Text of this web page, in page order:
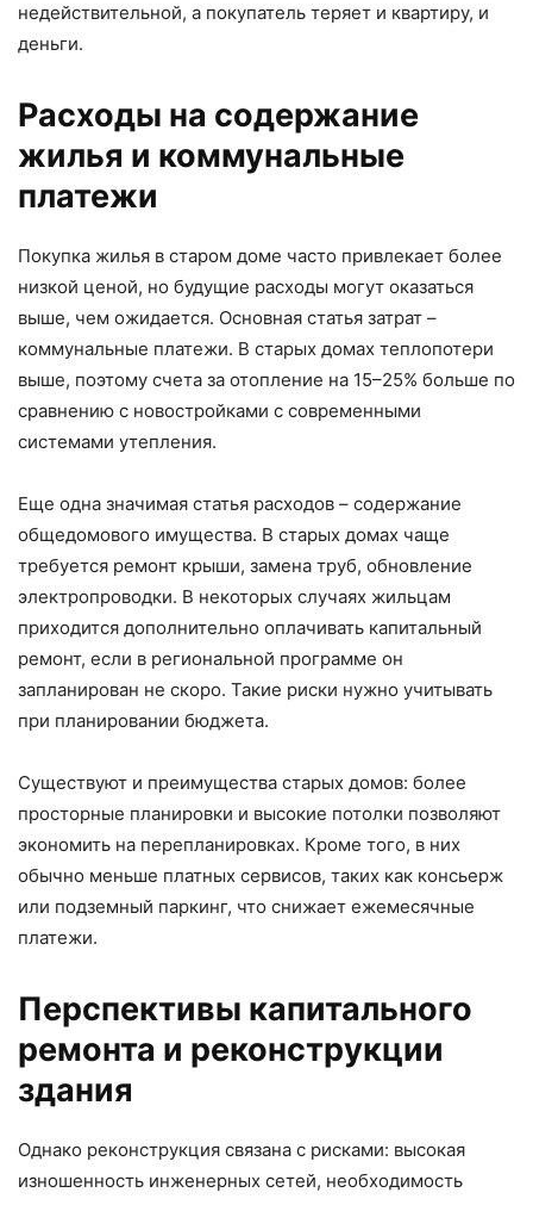
недействительной, а покупатель теряет и квартиру, и
деньги.
Расходы на содержание
жилья и коммунальные
платежи
Покупка жилья в старом доме часто привлекает более
низкой ценой, но будущие расходы могут оказаться
выше, чем ожидается. Основная статья затрат –
коммунальные платежи. В старых домах теплопотери
выше, поэтому счета за отопление на 15–25% больше по
сравнению с новостройками с современными
системами утепления.
Еще одна значимая статья расходов – содержание
общедомового имущества. В старых домах чаще
требуется ремонт крыши, замена труб, обновление
электропроводки. В некоторых случаях жильцам
приходится дополнительно оплачивать капитальный
ремонт, если в региональной программе он
запланирован не скоро. Такие риски нужно учитывать
при планировании бюджета.
Существуют и преимущества старых домов: более
просторные планировки и высокие потолки позволяют
экономить на перепланировках. Кроме того, в них
обычно меньше платных сервисов, таких как консьерж
или подземный паркинг, что снижает ежемесячные
платежи.
Перспективы капитального
ремонта и реконструкции
здания
Однако реконструкция связана с рисками: высокая
изношенность инженерных сетей, необходимость